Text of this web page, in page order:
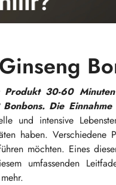
30-60
Die
und intensive
haben. Verschiedene
möchten. Eines
umfassenden